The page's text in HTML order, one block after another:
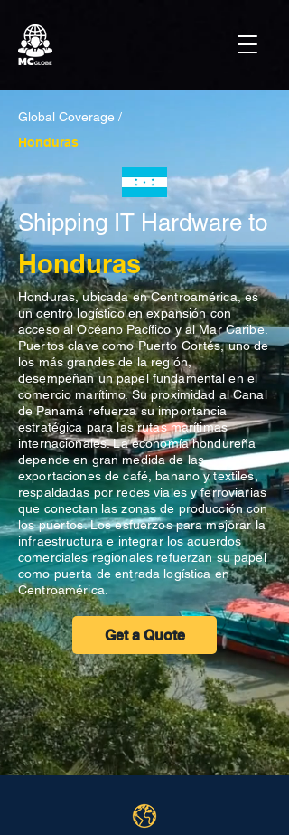
Global Coverage /
Honduras
Shipping IT Hardware to
Honduras
Honduras, ubicada en Centroamérica, es
un centro logístico en expansión con
acceso al Océano Pacífico y al Mar Caribe.
Puertos clave como Puerto Cortés, uno de
los más grandes de la región,
desempeñan un papel fundamental en el
comercio marítimo. Su proximidad al Canal
de Panamá refuerza su importancia
estratégica para las rutas marítimas
internacionales. La economía hondureña
depende en gran medida de las
exportaciones de café, banano y textiles,
respaldadas por redes viales y ferroviarias
que conectan las zonas de producción con
los puertos. Los esfuerzos para mejorar la
infraestructura e integrar los acuerdos
comerciales regionales refuerzan su papel
como puerta de entrada logística en
Centroamérica.
Get a Quote